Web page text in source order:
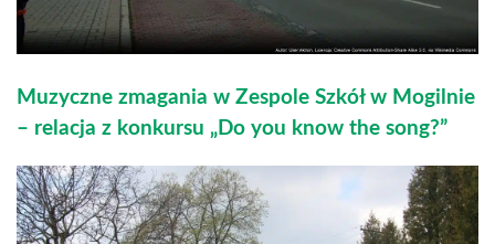
Muzyczne zmagania w Zespole Szkół w Mogilnie
– relacja z konkursu „Do you know the song?”